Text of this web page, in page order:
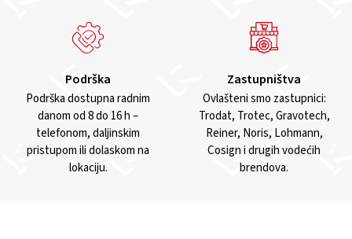
Podrška
Podrška dostupna radnim
danom od 8 do 16 h –
telefonom, daljinskim
pristupom ili dolaskom na
lokaciju.
Zastupništva
Ovlašteni smo zastupnici:
Trodat, Trotec, Gravotech,
Reiner, Noris, Lohmann,
Cosign i drugih vodećih
brendova.